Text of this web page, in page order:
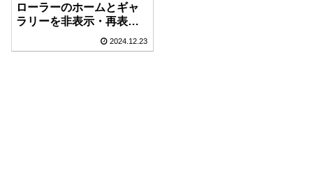
ローラーのホームとギャ
ラリーを非表示・再表示
2024.12.23